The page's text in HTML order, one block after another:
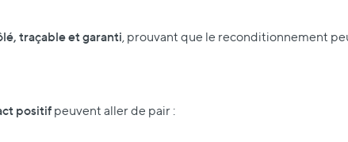
traçable et garanti, prouvant que le reconditionnement
positif peuvent aller de pair :